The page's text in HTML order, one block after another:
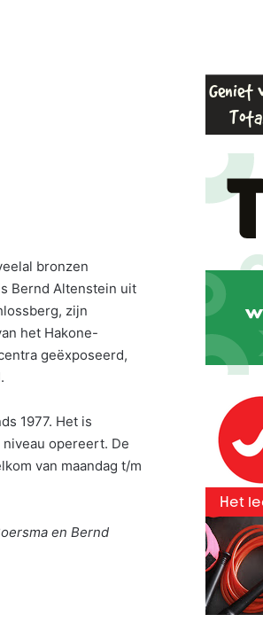
bronzen
Bernd Altenstein uit
zijn
het Hakone-
geëxposeerd,
1977. Het is
opereert. De
van maandag t/m
en Bernd